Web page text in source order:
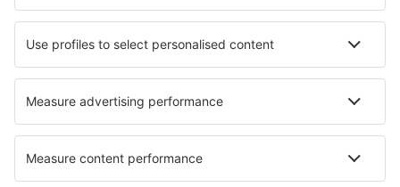
Hotels in Lutherstadt Wittenberg Hotels in Jutigny
Hotels in Basalt Hotels in Blantyre
Die besten Hotels - Regionen
Hotels in Fassatal Hotels in Val di Sole